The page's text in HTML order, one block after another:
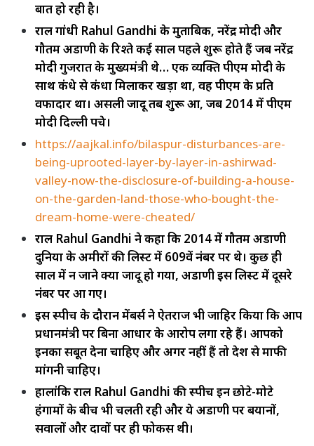
बात हो रही है।
राहुल गांधी Rahul Gandhi के मुताबिक, नरेंद्र मोदी और
गौतम अडाणी के रिश्ते कई साल पहले शुरू होते हैं जब नरेंद्र
मोदी गुजरात के मुख्यमंत्री थे… एक व्यक्ति पीएम मोदी के
साथ कंधे से कंधा मिलाकर खड़ा था, वह पीएम के प्रति
वफादार था। असली जादू तब शुरू हुआ, जब 2014 में पीएम
मोदी दिल्ली पहुंचे।
https://aajkal.info/bilaspur-disturbances-are-
being-uprooted-layer-by-layer-in-ashirwad-
valley-now-the-disclosure-of-building-a-house-
on-the-garden-land-those-who-bought-the-
dream-home-were-cheated/
राहुल Rahul Gandhi ने कहा कि 2014 में गौतम अडाणी
दुनिया के अमीरों की लिस्ट में 609वें नंबर पर थे। कुछ ही
साल में न जाने क्या जादू हो गया, अडाणी इस लिस्ट में दूसरे
नंबर पर आ गए।
इस स्पीच के दौरान मेंबर्स ने ऐतराज भी जाहिर किया कि आप
प्रधानमंत्री पर बिना आधार के आरोप लगा रहे हैं। आपको
इनका सबूत देना चाहिए और अगर नहीं हैं तो देश से माफी
मांगनी चाहिए।
हालांकि राहुल Rahul Gandhi की स्पीच इन छोटे-मोटे
हंगामों के बीच भी चलती रही और ये अडाणी पर बयानों,
सवालों और दावों पर ही फोकस थी।